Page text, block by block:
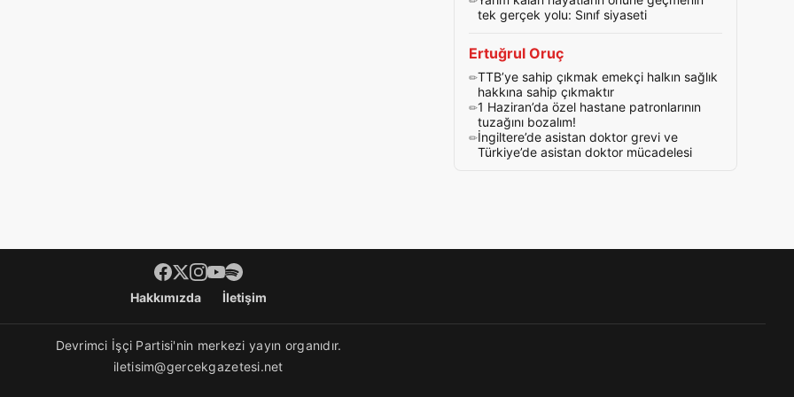
tek gerçek yolu: Sınıf siyaseti
Ertuğrul Oruç
TTB’ye sahip çıkmak emekçi halkın sağlık
hakkına sahip çıkmaktır
1 Haziran’da özel hastane patronlarının
tuzağını bozalım!
İngiltere’de asistan doktor grevi ve
Türkiye’de asistan doktor mücadelesi
Hakkımızda İletişim
Devrimci İşçi Partisi'nin merkezi yayın organıdır.
iletisim@gercekgazetesi.net